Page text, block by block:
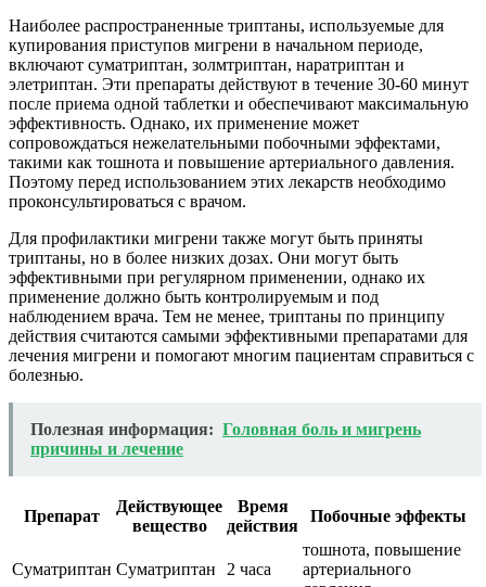
Наиболее распространенные триптаны, используемые для
купирования приступов мигрени в начальном периоде,
включают суматриптан, золмтриптан, наратриптан и
элетриптан. Эти препараты действуют в течение 30-60 минут
после приема одной таблетки и обеспечивают максимальную
эффективность. Однако, их применение может
сопровождаться нежелательными побочными эффектами,
такими как тошнота и повышение артериального давления.
Поэтому перед использованием этих лекарств необходимо
проконсультироваться с врачом.
Для профилактики мигрени также могут быть приняты
триптаны, но в более низких дозах. Они могут быть
эффективными при регулярном применении, однако их
применение должно быть контролируемым и под
наблюдением врача. Тем не менее, триптаны по принципу
действия считаются самыми эффективными препаратами для
лечения мигрени и помогают многим пациентам справиться с
болезнью.
Полезная информация: Головная боль и мигрень
причины и лечение
Препарат
Действующее
вещество
Время
действия
Побочные эффекты
Суматриптан Суматриптан 2 часа
тошнота, повышение
артериального